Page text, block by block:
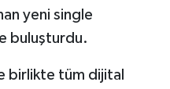
yeni single
buluşturdu.
birlikte tüm dijital